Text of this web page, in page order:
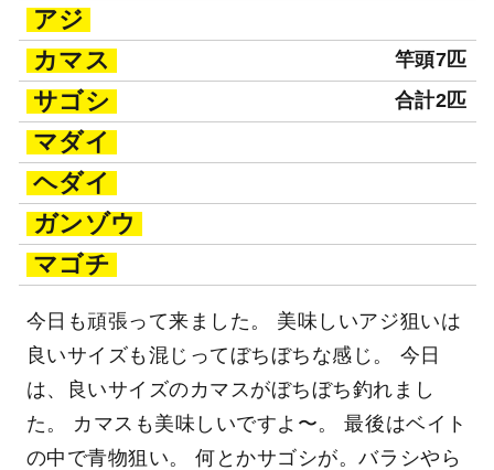
アジ
カマス
竿頭7匹
サゴシ 合計2匹
マダイ
ヘダイ
ガンゾウ
マゴチ
今日も頑張って来ました。 美味しいアジ狙いは
良いサイズも混じってぼちぼちな感じ。 今日
は、良いサイズのカマスがぼちぼち釣れまし
た。 カマスも美味しいですよ〜。 最後はベイト
の中で青物狙い。 何とかサゴシが。バラシやら